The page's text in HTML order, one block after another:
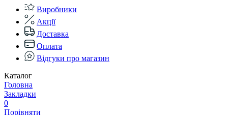
Виробники
Акції
Доставка
Оплата
Відгуки про магазин
Каталог
Головна
Закладки
0
Порівняти